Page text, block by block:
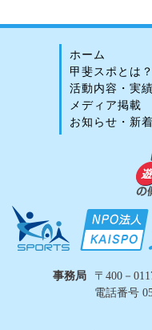
ホーム
甲斐スポとは？
活動内容・実績
メディア掲載
お知らせ・新
事務局
〒400－
電話番号